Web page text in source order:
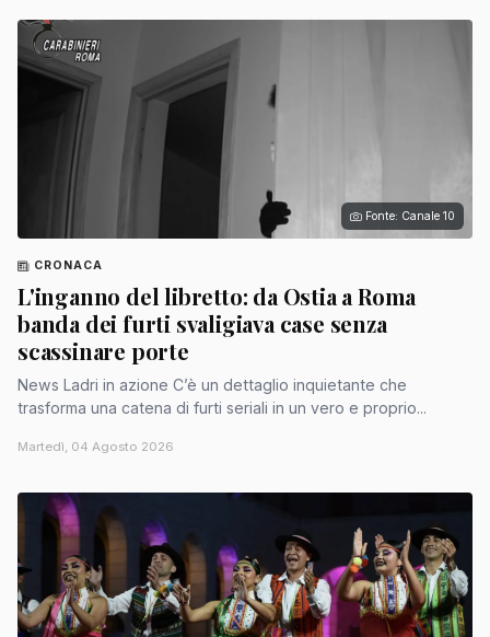
Fonte: Canale 10
CRONACA
L'inganno del libretto: da Ostia a Roma
banda dei furti svaligiava case senza
scassinare porte
News Ladri in azione C’è un dettaglio inquietante che
trasforma una catena di furti seriali in un vero e proprio...
Martedì, 04 Agosto 2026